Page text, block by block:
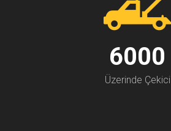
7000
Üzerinde Çekici